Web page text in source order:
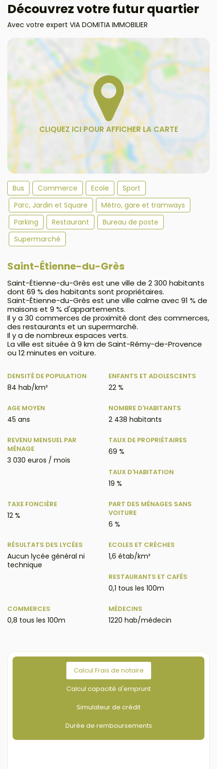
Découvrez votre futur quartier
Avec votre expert VIA DOMITIA IMMOBILIER
Bus Commerce Ecole
Sport
Parc, Jardin et Square
Métro, gare et tramways
Parking
Restaurant
Bureau de poste
Supermarché
Saint-Étienne-du-Grès
Saint-Étienne-du-Grès est une ville de 2 300 habitants
dont 69 % des habitants sont propriétaires.
Saint-Étienne-du-Grès est une ville calme avec 91 % de
maisons et 9 % d'appartements.
Il y a 30 commerces de proximité dont des commerces,
des restaurants et un supermarché.
Il y a de nombreux espaces verts.
La ville est située à 9 km de Saint-Rémy-de-Provence
ou 12 minutes en voiture.
DENSITÉ DE POPULATION
84 hab/km²
ENFANTS ET ADOLESCENTS
22 %
AGE MOYEN
45 ans
NOMBRE D'HABITANTS
2 438 habitants
REVENU MENSUEL PAR
MÉNAGE
3 030 euros / mois
TAUX DE PROPRIÉTAIRES
69 %
TAUX D'HABITATION
19 %
TAXE FONCIÈRE
12 %
PART DES MÉNAGES SANS
VOITURE
6 %
RÉSULTATS DES LYCÉES
Aucun lycée général ni
technique
ECOLES ET CRÈCHES
1,6 étab/km²
RESTAURANTS ET CAFÉS
0,1 tous les 100m
COMMERCES
0,8 tous les 100m
MÉDECINS
1220 hab/médecin
Calcul Frais de notaire
Calcul capacité d'emprunt
Simulateur de crédit
Durée de remboursements